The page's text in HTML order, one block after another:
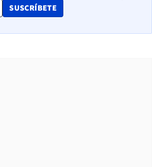
SUSCRÍBETE
OPENS IN NEW WINDOW